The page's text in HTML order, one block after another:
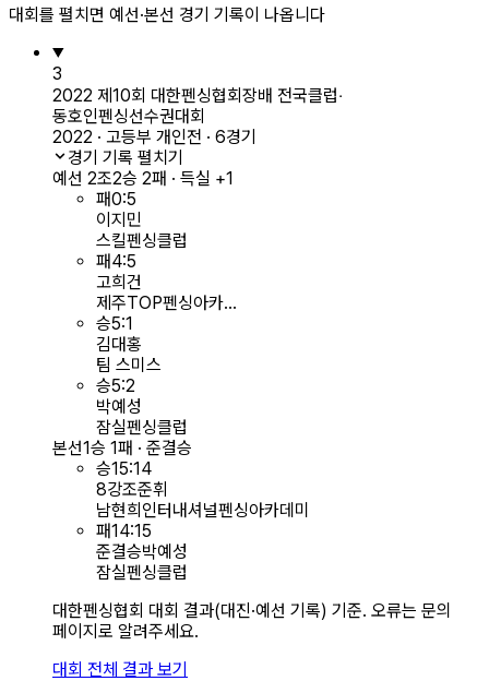
대회를 펼치면 예선·본선 경기 기록이 나옵니다
3
2022 제10회 대한펜싱협회장배 전국클럽‧
동호인펜싱선수권대회
2022 · 고등부 개인전 · 6경기
경기 기록 펼치기
예선 2조2승 2패 · 득실 +1
패0:5
이지민
스킬펜싱클럽
패4:5
고희건
제주TOP펜싱아카...
승5:1
김대홍
팀 스미스
승5:2
박예성
잠실펜싱클럽
본선1승 1패 · 준결승
승15:14
8강조준휘
남현희인터내셔널펜싱아카데미
패14:15
준결승박예성
잠실펜싱클럽
대한펜싱협회 대회 결과(대진·예선 기록) 기준. 오류는 문의
페이지로 알려주세요.
대회 전체 결과 보기